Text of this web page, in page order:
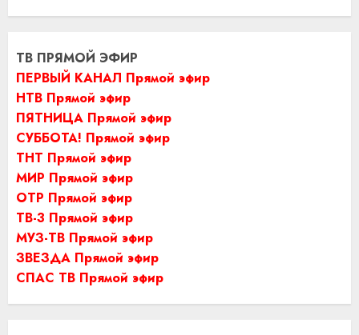
ТВ ПРЯМОЙ ЭФИР
ПЕРВЫЙ КАНАЛ Прямой эфир
НТВ Прямой эфир
ПЯТНИЦА Прямой эфир
СУББОТА! Прямой эфир
ТНТ Прямой эфир
МИР Прямой эфир
ОТР Прямой эфир
ТВ-3 Прямой эфир
МУЗ-ТВ Прямой эфир
ЗВЕЗДА Прямой эфир
СПАС ТВ Прямой эфир